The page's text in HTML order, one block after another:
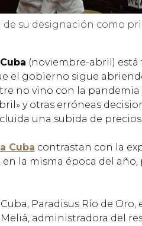
de su designación como
(noviembre-abril)
el gobierno sigue
no vino con la pandemia
y otras erróneas
una subida de precios
Cuba contrastan con la
la misma época del año,
Paradisus Río de
administradora del